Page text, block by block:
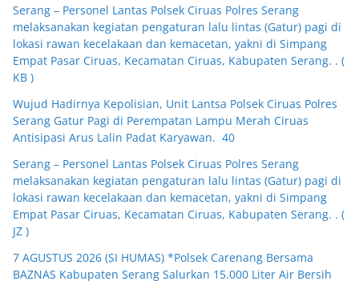
Serang – Personel Lantas Polsek Ciruas Polres Serang
melaksanakan kegiatan pengaturan lalu lintas (Gatur) pagi di
lokasi rawan kecelakaan dan kemacetan, yakni di Simpang
Empat Pasar Ciruas, Kecamatan Ciruas, Kabupaten Serang. . (
KB )
Wujud Hadirnya Kepolisian, Unit Lantsa Polsek Ciruas Polres
Serang Gatur Pagi di Perempatan Lampu Merah Ciruas
Antisipasi Arus Lalin Padat Karyawan. 40
Serang – Personel Lantas Polsek Ciruas Polres Serang
melaksanakan kegiatan pengaturan lalu lintas (Gatur) pagi di
lokasi rawan kecelakaan dan kemacetan, yakni di Simpang
Empat Pasar Ciruas, Kecamatan Ciruas, Kabupaten Serang. . (
JZ )
7 AGUSTUS 2026 (SI HUMAS) *Polsek Carenang Bersama
BAZNAS Kabupaten Serang Salurkan 15.000 Liter Air Bersih